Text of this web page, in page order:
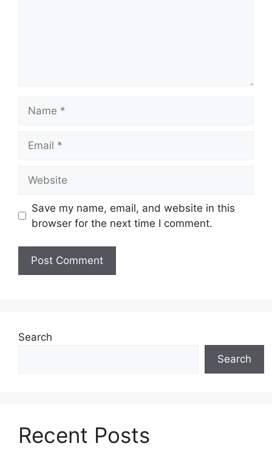
Save my name, email, and website in this
browser for the next time I comment.
Search
Search
Recent Posts